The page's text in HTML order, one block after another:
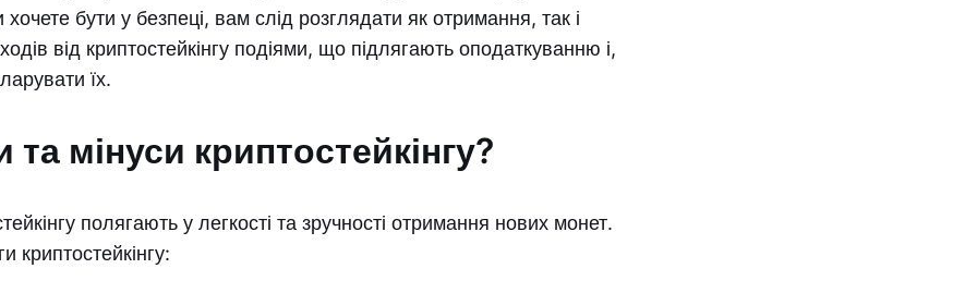
бути у безпеці, вам слід розглядати як отримання, так і
від криптостейкінгу подіями, що підлягають оподаткуванню і,
їх.
та мінуси криптостейкінгу?
полягають у легкості та зручності отримання нових монет.
криптостейкінгу: